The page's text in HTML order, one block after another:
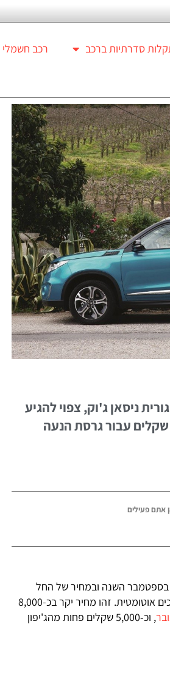
סדרתיות ברכב רכב חשמלי
ניסאן ג'וק, צפוי להגיע
אלינו בספטמבר השנה ולהימכר ב-130,000 שקלים עבור גרסת הנעה
אתם פעילים
בספטמבר השנה ובמחיר של החל
מ-130,000 שקלים עבור גרסת הנעה קדמית ותיבת הילוכים אוטומטית. זהו מחיר יקר בכ-8,000
, וכ-5,000 שקלים פחות מהג'יפון